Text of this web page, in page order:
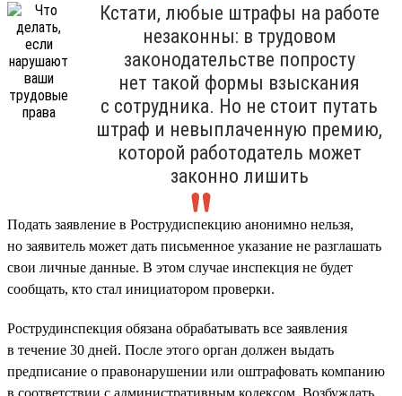
Кстати, любые штрафы на работе
незаконны: в трудовом
законодательстве попросту
нет такой формы взыскания
с сотрудника. Но не стоит путать
штраф и невыплаченную премию,
которой работодатель может
законно лишить
Подать заявление в Рострудиспекцию анонимно нельзя,
но заявитель может дать письменное указание не разглашать
свои личные данные. В этом случае инспекция не будет
сообщать, кто стал инициатором проверки.
Рострудинспекция обязана обрабатывать все заявления
в течение 30 дней. После этого орган должен выдать
предписание о правонарушении или оштрафовать компанию
в соответствии с административным кодексом. Возбуждать